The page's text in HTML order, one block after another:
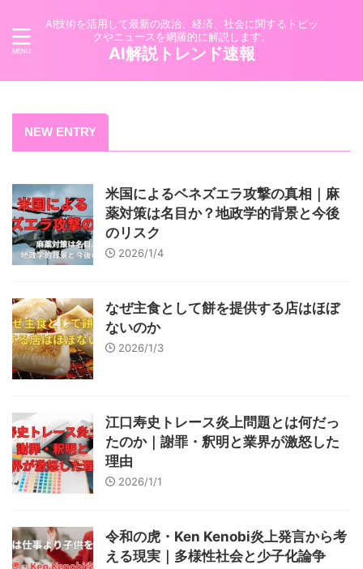
AI技術を活用して最新の政治、経済、社会に関するトピッ
クやニュースを網羅的に解説します。
AI解説トレンド速報
NEW ENTRY
米国によるベネズエラ攻撃の真相｜麻
薬対策は名目か？地政学的背景と今後
のリスク
2026/1/4
なぜ主食として餅を提供する店はほぼ
ないのか
2026/1/3
江口寿史トレース炎上問題とは何だっ
たのか｜謝罪・釈明と業界が激怒した
理由
2026/1/1
令和の虎・Ken Kenobi炎上発言から考
える現実｜多様性社会と少子化論争